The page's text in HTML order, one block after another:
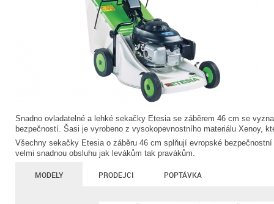
Snadno ovladatelné a lehké sekačky Etesia se záběrem 46 cm se
bezpečností. Šasi je vyrobeno z vysokopevnostního materiálu Xenoy,
Všechny sekačky Etesia o záběru 46 cm splňují evropské
velmi snadnou obsluhu jak levákům tak pravákům.
MODELY PRODEJCI POPTÁVKA